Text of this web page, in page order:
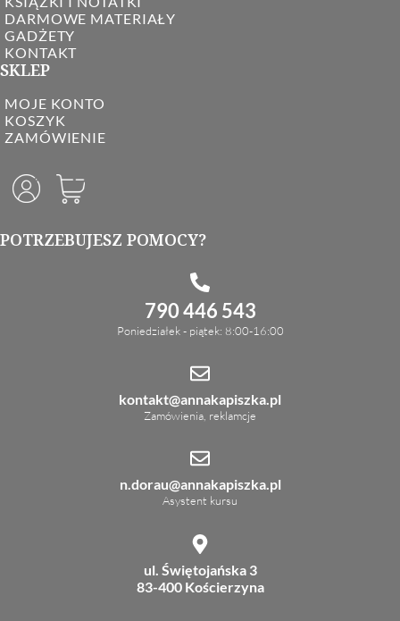
DARMOWE MATERIAŁY
GADŻETY
KONTAKT
SKLEP
MOJE KONTO
KOSZYK
ZAMÓWIENIE
POTRZEBUJESZ POMOCY?
790 446 543
Poniedziałek - piątek: 8:00-16:00
kontakt@annakapiszka.pl
Zamówienia, reklamcje
n.dorau@annakapiszka.pl
Asystent kursu
ul. Świętojańska 3
83-400 Kościerzyna